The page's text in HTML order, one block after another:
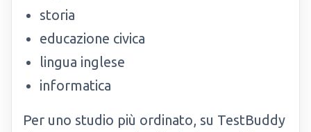
storia
educazione civica
lingua inglese
informatica
Per uno studio più ordinato, su TestBuddy